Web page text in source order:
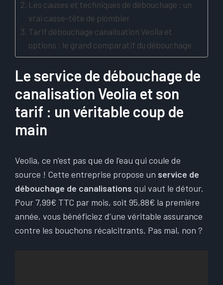
Les causes et techniques de débouchage : un
vrai casse-tête de plombier
Tarif débouchage canalisation Veolia et
options : le grand comparatif du débouchage
Le service de débouchage de
canalisation Veolia et son
tarif : un véritable coup de
main
Veolia, ce n’est pas que de l’eau qui coule de
source ! Cette entreprise propose un service de
débouchage de canalisations qui vaut le détour.
Pour 7,99€ TTC par mois, soit 95,88€ la première
année, vous bénéficiez d’une véritable assurance
contre les bouchons récalcitrants. Pas mal, non ?